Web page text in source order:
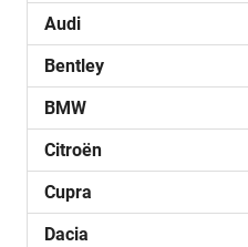
Audi
Bentley
BMW
Citroën
Cupra
Dacia